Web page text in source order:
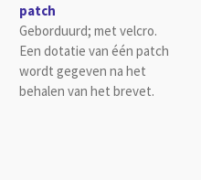
patch
Geborduurd; met velcro.
Een dotatie van één patch
wordt gegeven na het
behalen van het brevet.